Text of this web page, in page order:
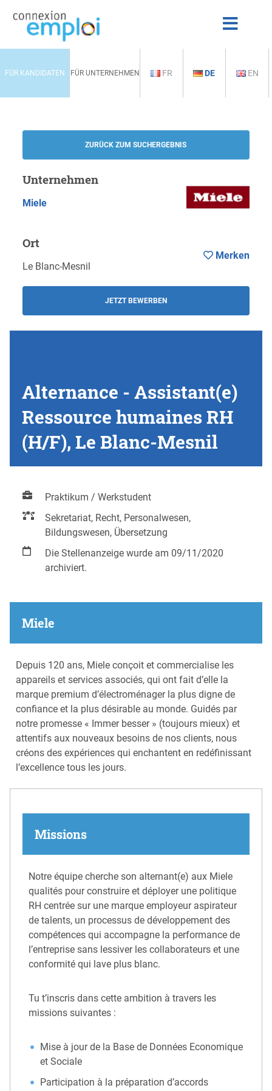
FÜR KANDIDATEN FÜR UNTERNEHMEN FR DE EN
ZURÜCK ZUM SUCHERGEBNIS
Unternehmen
Miele
Ort
Le Blanc-Mesnil
JETZT BEWERBEN
Merken
Alternance - Assistant(e)
Ressource humaines RH
(H/F), Le Blanc-Mesnil
Praktikum / Werkstudent
Sekretariat, Recht, Personalwesen,
Bildungswesen, Übersetzung
Die Stellenanzeige wurde am 09/11/2020
archiviert.
Miele
Depuis 120 ans, Miele conçoit et commercialise les
appareils et services associés, qui ont fait d’elle la
marque premium d’électroménager la plus digne de
confiance et la plus désirable au monde. Guidés par
notre promesse « Immer besser » (toujours mieux) et
attentifs aux nouveaux besoins de nos clients, nous
créons des expériences qui enchantent en redéfinissant
l’excellence tous les jours.
Missions
Notre équipe cherche son alternant(e) aux Miele
qualités pour construire et déployer une politique
RH centrée sur une marque employeur aspirateur
de talents, un processus de développement des
compétences qui accompagne la performance de
l’entreprise sans lessiver les collaborateurs et une
conformité qui lave plus blanc.
Tu t’inscris dans cette ambition à travers les
missions suivantes :
Mise à jour de la Base de Données Economique
et Sociale
Participation à la préparation d’accords